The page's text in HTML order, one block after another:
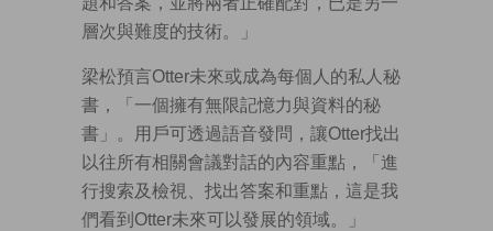
層次與難度的技術。」
梁松預言Otter未來或成為每個人的私人秘
書，「一個擁有無限記憶力與資料的秘
書」。用戶可透過語音發問，讓Otter找出
以往所有相關會議對話的內容重點，「進
行搜索及檢視、找出答案和重點，這是我
們看到Otter未來可以發展的領域。」